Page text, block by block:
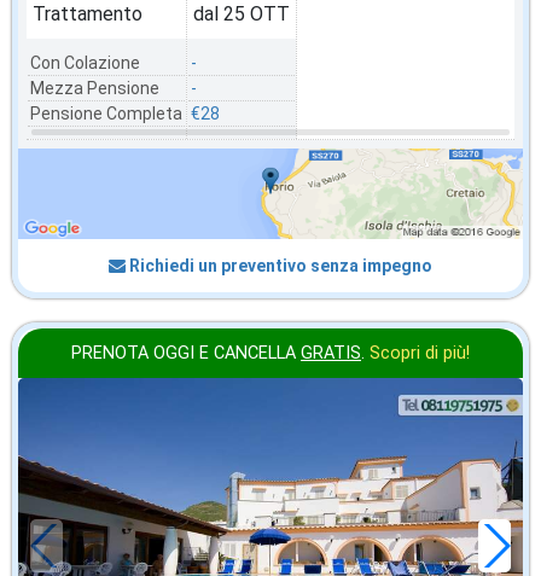
Trattamento
Con Colazione
Mezza Pensione
Pensione Completa
dal 25 OTT
-
-
€28
Richiedi un preventivo senza impegno
PRENOTA OGGI E CANCELLA GRATIS. Scopri di più!
€28,43
a notte